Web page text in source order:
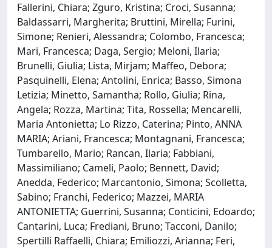
Fallerini, Chiara; Zguro, Kristina; Croci, Susanna;
Baldassarri, Margherita; Bruttini, Mirella; Furini,
Simone; Renieri, Alessandra; Colombo, Francesca;
Mari, Francesca; Daga, Sergio; Meloni, Ilaria;
Brunelli, Giulia; Lista, Mirjam; Maffeo, Debora;
Pasquinelli, Elena; Antolini, Enrica; Basso, Simona
Letizia; Minetto, Samantha; Rollo, Giulia; Rina,
Angela; Rozza, Martina; Tita, Rossella; Mencarelli,
Maria Antonietta; Lo Rizzo, Caterina; Pinto, ANNA
MARIA; Ariani, Francesca; Montagnani, Francesca;
Tumbarello, Mario; Rancan, Ilaria; Fabbiani,
Massimiliano; Cameli, Paolo; Bennett, David;
Anedda, Federico; Marcantonio, Simona; Scolletta,
Sabino; Franchi, Federico; Mazzei, MARIA
ANTONIETTA; Guerrini, Susanna; Conticini, Edoardo;
Cantarini, Luca; Frediani, Bruno; Tacconi, Danilo;
Spertilli Raffaelli, Chiara; Emiliozzi, Arianna; Feri,